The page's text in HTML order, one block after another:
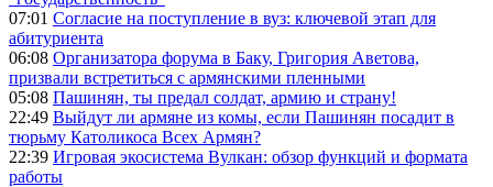
07:01 Согласие на поступление в вуз: ключевой этап для
абитуриента
06:08 Организатора форума в Баку, Григория Аветова,
призвали встретиться с армянскими пленными
05:08 Пашинян, ты предал солдат, армию и страну!
22:49 Выйдут ли армяне из комы, если Пашинян посадит в
тюрьму Католикоса Всех Армян?
22:39 Игровая экосистема Вулкан: обзор функций и формата
работы